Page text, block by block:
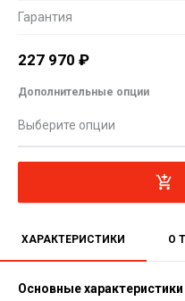
Гарантия
227 970 ₽
Дополнительные опции
Выберите опции
ХАРАКТЕРИСТИКИ О
Основные характеристики